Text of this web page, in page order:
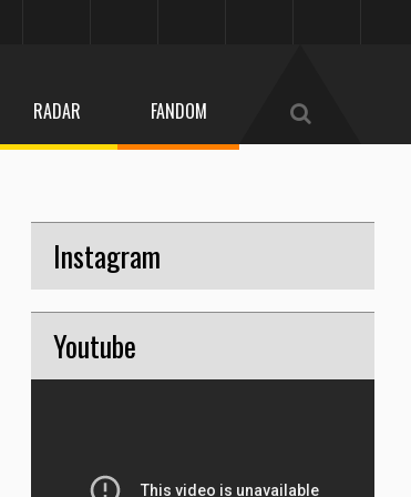
RADAR FANDOM
Instagram
Youtube